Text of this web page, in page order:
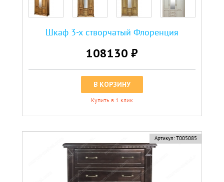
Шкаф 3-х створчатый Флоренция
108130 ₽
В КОРЗИНУ
Купить в 1 клик
Артикул: Т005085